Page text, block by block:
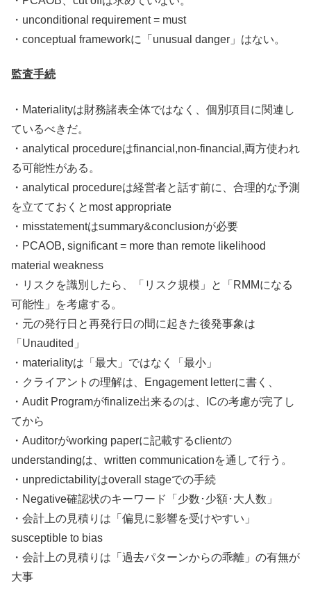
・unconditional requirement = must
・conceptual frameworkに「unusual danger」はない。
監査手続
・Materialityは財務諸表全体ではなく、個別項目に関連し
ているべきだ。
・analytical procedureはfinancial,non-financial,両方使われ
る可能性がある。
・analytical procedureは経営者と話す前に、合理的な予測
を立てておくとmost appropriate
・misstatementはsummary&conclusionが必要
・PCAOB, significant = more than remote likelihood
material weakness
・リスクを識別したら、「リスク規模」と「RMMになる
可能性」を考慮する。
・元の発行日と再発行日の間に起きた後発事象は
「Unaudited」
・materialityは「最大」ではなく「最小」
・クライアントの理解は、Engagement letterに書く、
・Audit Programがfinalize出来るのは、ICの考慮が完了し
てから
・Auditorがworking paperに記載するclientの
understandingは、written communicationを通して行う。
・unpredictabilityはoverall stageでの手続
・Negative確認状のキーワード「少数･少額･大人数」
・会計上の見積りは「偏見に影響を受けやすい」
susceptible to bias
・会計上の見積りは「過去パターンからの乖離」の有無が
大事